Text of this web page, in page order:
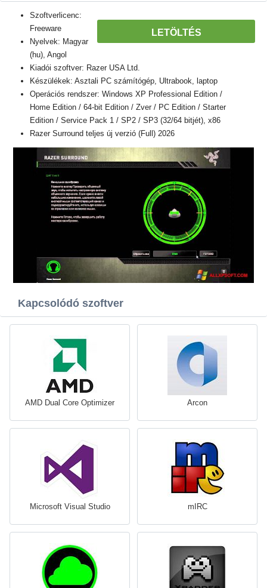
LETÖLTÉS
Szoftverlicenc:
Freeware
Nyelvek: Magyar
(hu), Angol
Kiadói szoftver: Razer USA Ltd.
Készülékek: Asztali PC számítógép, Ultrabook, laptop
Operációs rendszer: Windows XP Professional Edition /
Home Edition / 64-bit Edition / Zver / PC Edition / Starter
Edition / Service Pack 1 / SP2 / SP3 (32/64 bitjét), x86
Razer Surround teljes új verzió (Full) 2026
Kapcsolódó szoftver
AMD Dual Core Optimizer Arcon
Microsoft Visual Studio mIRC